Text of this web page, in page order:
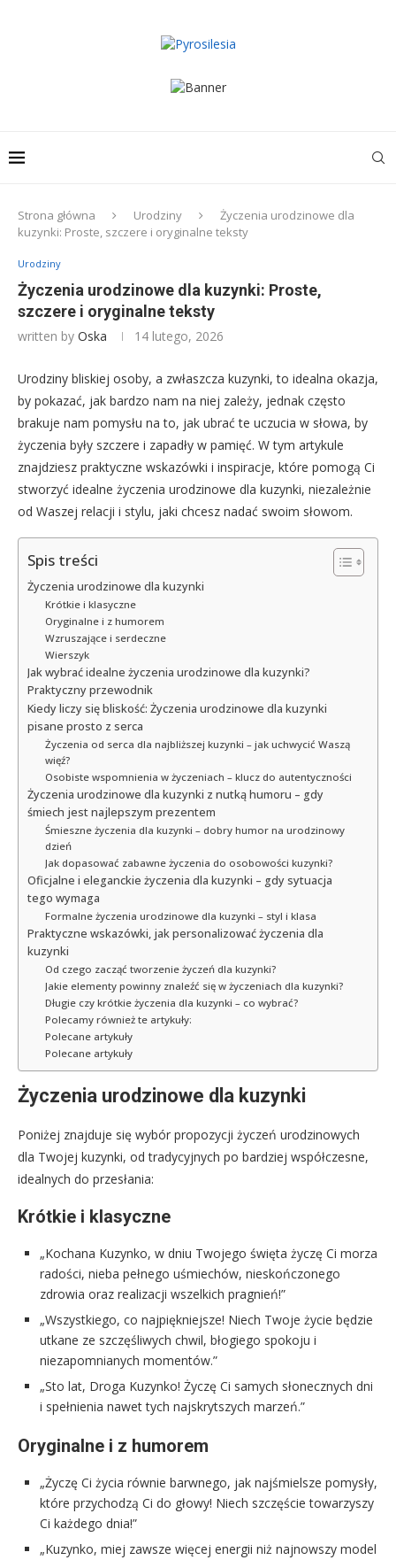
Strona główna Urodziny
Życzenia urodzinowe dla
kuzynki: Proste, szczere i oryginalne teksty
Urodziny
Życzenia urodzinowe dla kuzynki: Proste,
szczere i oryginalne teksty
written by Oska 14 lutego, 2026
Urodziny bliskiej osoby, a zwłaszcza kuzynki, to idealna okazja,
by pokazać, jak bardzo nam na niej zależy, jednak często
brakuje nam pomysłu na to, jak ubrać te uczucia w słowa, by
życzenia były szczere i zapadły w pamięć. W tym artykule
znajdziesz praktyczne wskazówki i inspiracje, które pomogą Ci
stworzyć idealne życzenia urodzinowe dla kuzynki, niezależnie
od Waszej relacji i stylu, jaki chcesz nadać swoim słowom.
Spis treści
Życzenia urodzinowe dla kuzynki
Krótkie i klasyczne
Oryginalne i z humorem
Wzruszające i serdeczne
Wierszyk
Jak wybrać idealne życzenia urodzinowe dla kuzynki?
Praktyczny przewodnik
Kiedy liczy się bliskość: Życzenia urodzinowe dla kuzynki
pisane prosto z serca
Życzenia od serca dla najbliższej kuzynki – jak uchwycić Waszą
więź?
Osobiste wspomnienia w życzeniach – klucz do autentyczności
Życzenia urodzinowe dla kuzynki z nutką humoru – gdy
śmiech jest najlepszym prezentem
Śmieszne życzenia dla kuzynki – dobry humor na urodzinowy
dzień
Jak dopasować zabawne życzenia do osobowości kuzynki?
Oficjalne i eleganckie życzenia dla kuzynki – gdy sytuacja
tego wymaga
Formalne życzenia urodzinowe dla kuzynki – styl i klasa
Praktyczne wskazówki, jak personalizować życzenia dla
kuzynki
Od czego zacząć tworzenie życzeń dla kuzynki?
Jakie elementy powinny znaleźć się w życzeniach dla kuzynki?
Długie czy krótkie życzenia dla kuzynki – co wybrać?
Polecamy również te artykuły:
Polecane artykuły
Polecane artykuły
Życzenia urodzinowe dla kuzynki
Poniżej znajduje się wybór propozycji życzeń urodzinowych
dla Twojej kuzynki, od tradycyjnych po bardziej współczesne,
idealnych do przesłania:
Krótkie i klasyczne
„Kochana Kuzynko, w dniu Twojego święta życzę Ci morza
radości, nieba pełnego uśmiechów, nieskończonego
zdrowia oraz realizacji wszelkich pragnień!”
„Wszystkiego, co najpiękniejsze! Niech Twoje życie będzie
utkane ze szczęśliwych chwil, błogiego spokoju i
niezapomnianych momentów.”
„Sto lat, Droga Kuzynko! Życzę Ci samych słonecznych dni
i spełnienia nawet tych najskrytszych marzeń.”
Oryginalne i z humorem
„Życzę Ci życia równie barwnego, jak najśmielsze pomysły,
które przychodzą Ci do głowy! Niech szczęście towarzyszy
Ci każdego dnia!”
„Kuzynko, miej zawsze więcej energii niż najnowszy model